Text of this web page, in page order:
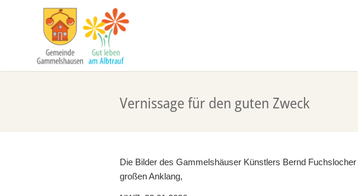
Vernissage für den guten Zweck
Die Bilder des Gammelshäuser Künstlers Bernd
großen Anklang,